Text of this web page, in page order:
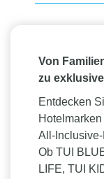
Von
zu
Entdecken
All-
Ob TUI
LIFE, TUI